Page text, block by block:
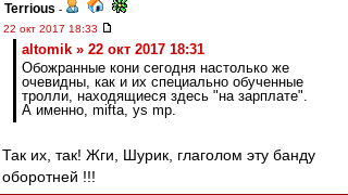
Terrious -
22 окт 2017 18:33
altomik » 22 окт 2017 18:31
Обожранные кони сегодня настолько же
очевидны, как и их специально обученные
тролли, находящиеся здесь "на зарплате".
А именно, mifta, ys mp.
Так их, так! Жги, Шурик, глаголом эту банду
оборотней !!!